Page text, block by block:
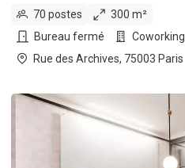
70 postes
300 m²
Bureau fermé
Coworking
Rue des Archives, 75003 Paris